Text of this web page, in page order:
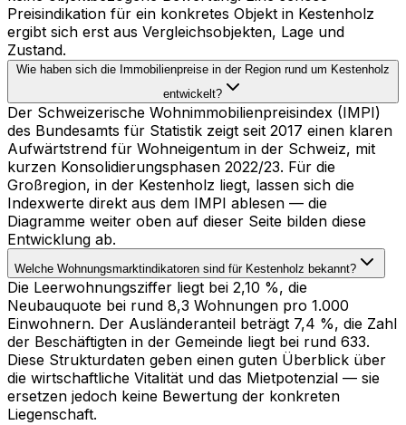
Preisindikation für ein konkretes Objekt in Kestenholz
ergibt sich erst aus Vergleichsobjekten, Lage und
Zustand.
Wie haben sich die Immobilienpreise in der Region rund um Kestenholz
entwickelt?
Der Schweizerische Wohnimmobilienpreisindex (IMPI)
des Bundesamts für Statistik zeigt seit 2017 einen klaren
Aufwärtstrend für Wohneigentum in der Schweiz, mit
kurzen Konsolidierungsphasen 2022/23. Für die
Großregion, in der Kestenholz liegt, lassen sich die
Indexwerte direkt aus dem IMPI ablesen — die
Diagramme weiter oben auf dieser Seite bilden diese
Entwicklung ab.
Welche Wohnungsmarktindikatoren sind für Kestenholz bekannt?
Die Leerwohnungsziffer liegt bei 2,10 %, die
Neubauquote bei rund 8,3 Wohnungen pro 1.000
Einwohnern. Der Ausländeranteil beträgt 7,4 %, die Zahl
der Beschäftigten in der Gemeinde liegt bei rund 633.
Diese Strukturdaten geben einen guten Überblick über
die wirtschaftliche Vitalität und das Mietpotenzial — sie
ersetzen jedoch keine Bewertung der konkreten
Liegenschaft.